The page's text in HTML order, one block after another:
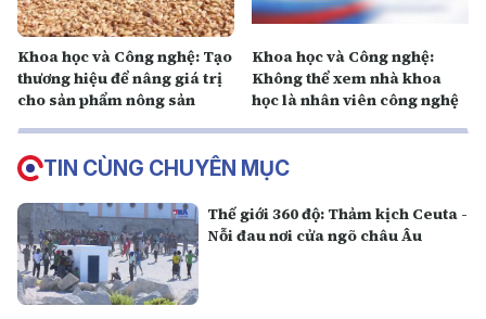
Khoa học và Công nghệ: Tạo
thương hiệu để nâng giá trị
cho sản phẩm nông sản
Khoa học và Công nghệ:
Không thể xem nhà khoa
học là nhân viên công nghệ
TIN CÙNG CHUYÊN MỤC
Thế giới 360 độ: Thảm kịch Ceuta -
Nỗi đau nơi cửa ngõ châu Âu